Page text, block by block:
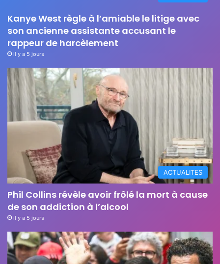
Kanye West règle à l’amiable le litige avec
son ancienne assistante accusant le
rappeur de harcèlement
il y a 5 jours
ACTUALITES
Phil Collins révèle avoir frôlé la mort à cause
de son addiction à l’alcool
il y a 5 jours